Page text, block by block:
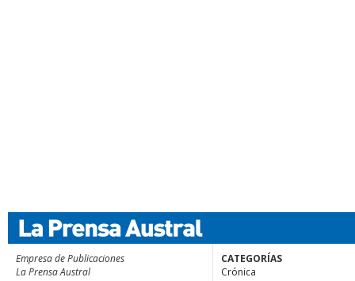
Empresa de Publicaciones
La Prensa Austral
CATEGORÍAS
Crónica